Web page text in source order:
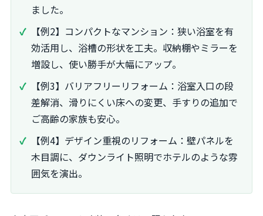
ました。
【例2】コンパクトなマンション：狭い浴室を有
効活用し、浴槽の形状を工夫。収納棚やミラーを
増設し、使い勝手が大幅にアップ。
【例3】バリアフリーリフォーム：浴室入口の段
差解消、滑りにくい床への変更、手すりの追加で
ご高齢の家族も安心。
【例4】デザイン重視のリフォーム：壁パネルを
木目調に、ダウンライト照明でホテルのような雰
囲気を演出。